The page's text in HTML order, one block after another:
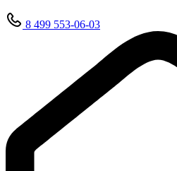
8 499 553-06-03